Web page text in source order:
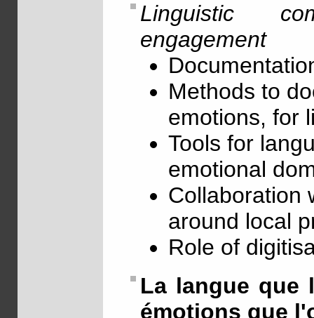
Linguistic
engagement
Methods to
emotions, for
Tools for
emotional
Collaboration
around local
Role of
La langue que
émotions que